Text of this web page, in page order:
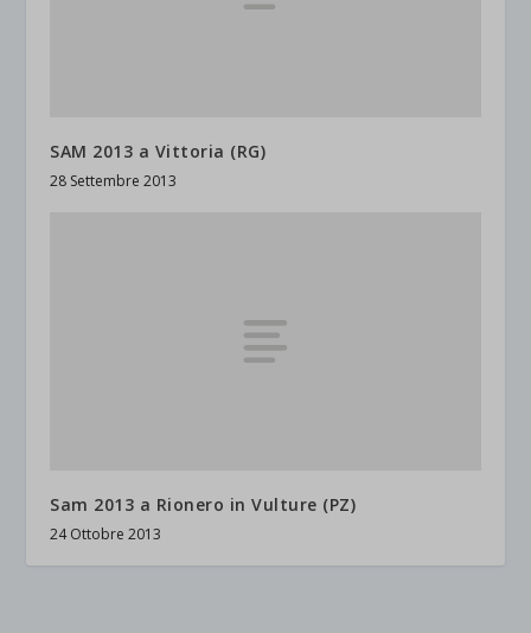
SAM 2013 a Vittoria (RG)
28 Settembre 2013
Sam 2013 a Rionero in Vulture (PZ)
24 Ottobre 2013